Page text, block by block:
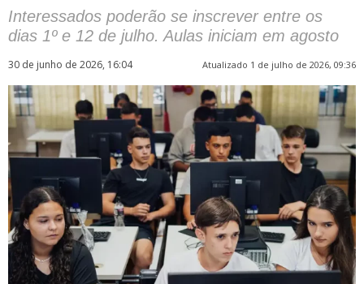
Interessados poderão se inscrever entre os
dias 1º e 12 de julho. Aulas iniciam em agosto
30 de junho de 2026, 16:04 Atualizado 1 de julho de 2026, 09:36